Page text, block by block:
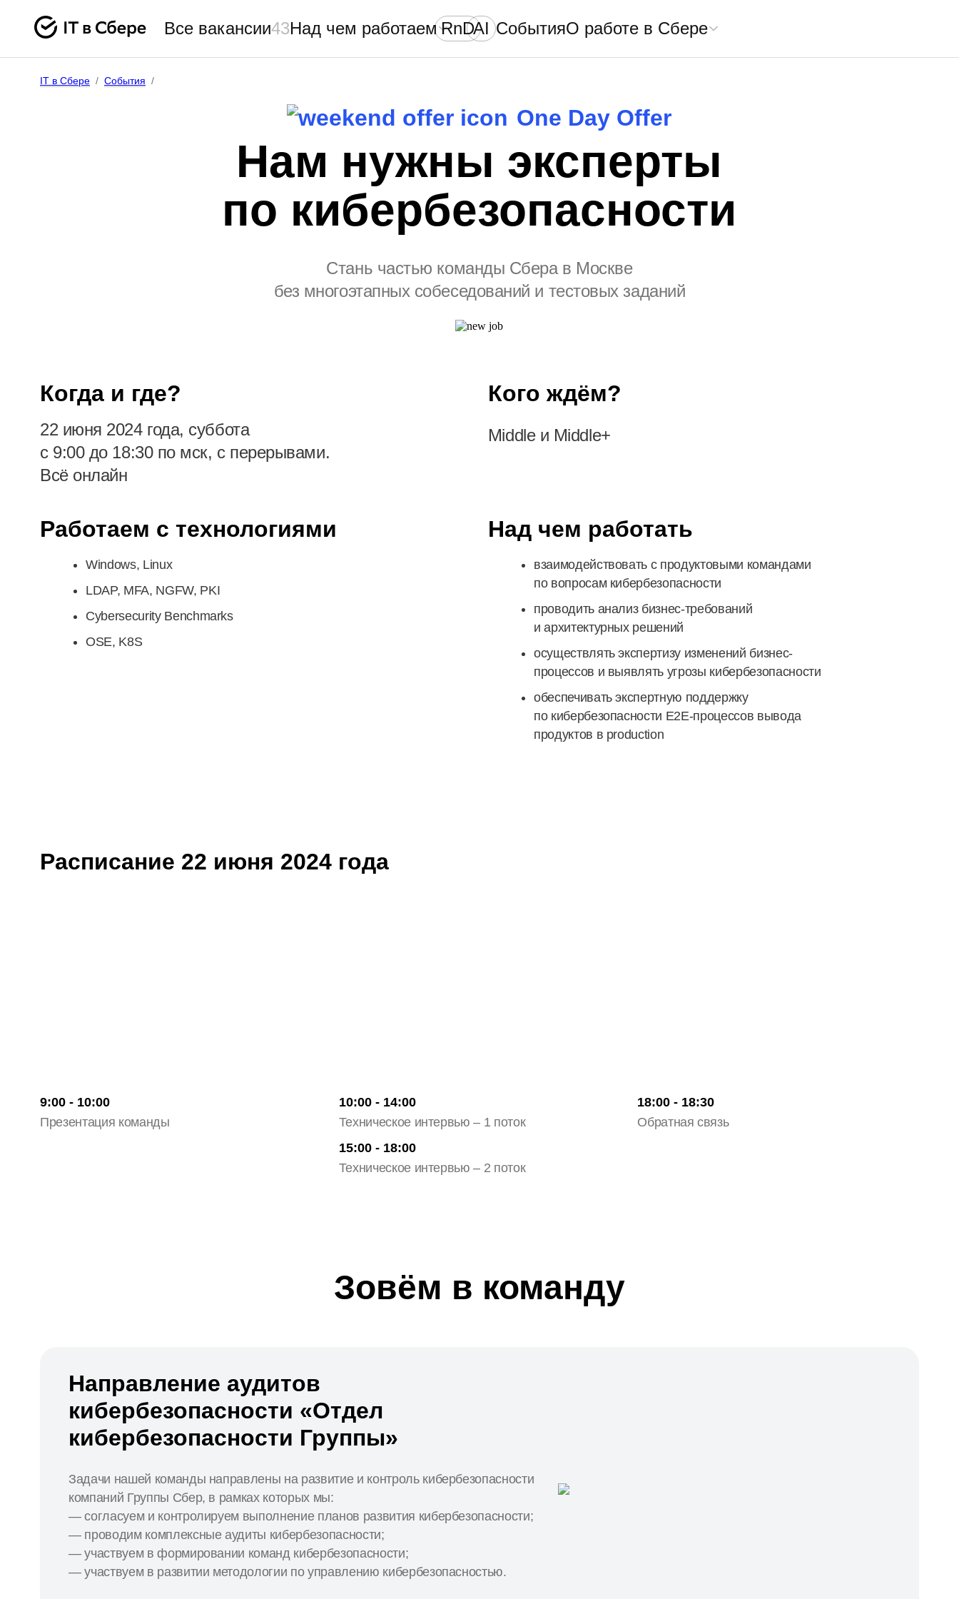
Все вакансии43Над чем работаемRnDAI СобытияО работе в Сбере
IT в Сбере / События /
One Day Offer
Нам нужны эксперты
по кибербезопасности
Стань частью команды Сбера в Москве
без многоэтапных собеседований и тестовых заданий
Когда и где?
22 июня 2024 года, суббота
с 9:00 до 18:30 по мск, с перерывами.
Всё онлайн
Кого ждём?
Middle и Middle+
Работаем с технологиями
Windows, Linux
LDAP, MFA, NGFW, PKI
Cybersecurity Benchmarks
OSE, K8S
Над чем работать
взаимодействовать с продуктовыми командами
по вопросам кибербезопасности
проводить анализ бизнес-требований
и архитектурных решений
осуществлять экспертизу изменений бизнес-
процессов и выявлять угрозы кибербезопасности
обеспечивать экспертную поддержку
по кибербезопасности E2E-процессов вывода
продуктов в production
Расписание 22 июня 2024 года
9:00 - 10:00
Презентация команды
10:00 - 14:00
Техническое интервью – 1 поток
15:00 - 18:00
Техническое интервью – 2 поток
18:00 - 18:30
Обратная связь
Зовём в команду
Направление аудитов
кибербезопасности «Отдел
кибербезопасности Группы»
Задачи нашей команды направлены на развитие и контроль кибербезопасности
компаний Группы Сбер, в рамках которых мы:
— согласуем и контролируем выполнение планов развития кибербезопасности;
— проводим комплексные аудиты кибербезопасности;
— участвуем в формировании команд кибербезопасности;
— участвуем в развитии методологии по управлению кибербезопасностью.